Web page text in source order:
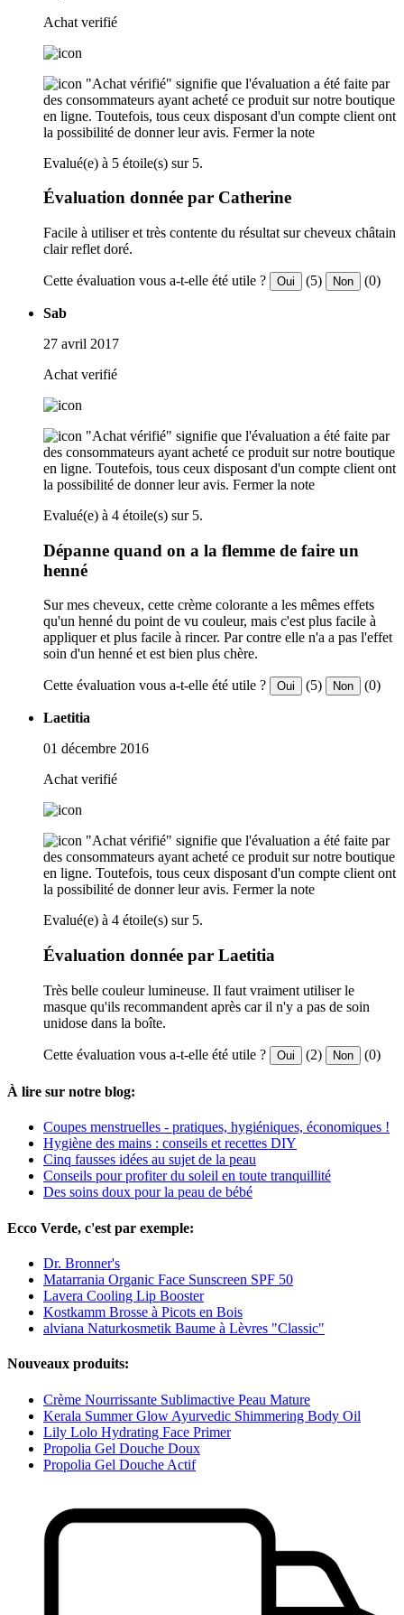
Achat verifié
"Achat vérifié" signifie que l'évaluation a été faite par
des consommateurs ayant acheté ce produit sur notre boutique
en ligne. Toutefois, tous ceux disposant d'un compte client ont
la possibilité de donner leur avis. Fermer la note
Evalué(e) à 5 étoile(s) sur 5.
Évaluation donnée par Catherine
Facile à utiliser et très contente du résultat sur cheveux châtain
clair reflet doré.
Cette évaluation vous a-t-elle été utile ? Oui (5) Non (0)
Sab
27 avril 2017
Achat verifié
"Achat vérifié" signifie que l'évaluation a été faite par
des consommateurs ayant acheté ce produit sur notre boutique
en ligne. Toutefois, tous ceux disposant d'un compte client ont
la possibilité de donner leur avis. Fermer la note
Evalué(e) à 4 étoile(s) sur 5.
Dépanne quand on a la flemme de faire un
henné
Sur mes cheveux, cette crème colorante a les mêmes effets
qu'un henné du point de vu couleur, mais c'est plus facile à
appliquer et plus facile à rincer. Par contre elle n'a a pas l'effet
soin d'un henné et est bien plus chère.
Cette évaluation vous a-t-elle été utile ? Oui (5) Non (0)
Laetitia
01 décembre 2016
Achat verifié
"Achat vérifié" signifie que l'évaluation a été faite par
des consommateurs ayant acheté ce produit sur notre boutique
en ligne. Toutefois, tous ceux disposant d'un compte client ont
la possibilité de donner leur avis. Fermer la note
Evalué(e) à 4 étoile(s) sur 5.
Évaluation donnée par Laetitia
Très belle couleur lumineuse. Il faut vraiment utiliser le
masque qu'ils recommandent après car il n'y a pas de soin
unidose dans la boîte.
Cette évaluation vous a-t-elle été utile ? Oui (2) Non (0)
À lire sur notre blog:
Coupes menstruelles - pratiques, hygiéniques, économiques !
Hygiène des mains : conseils et recettes DIY
Cinq fausses idées au sujet de la peau
Conseils pour profiter du soleil en toute tranquillité
Des soins doux pour la peau de bébé
Ecco Verde, c'est par exemple:
Dr. Bronner's
Matarrania Organic Face Sunscreen SPF 50
Lavera Cooling Lip Booster
Kostkamm Brosse à Picots en Bois
alviana Naturkosmetik Baume à Lèvres "Classic"
Nouveaux produits:
Crème Nourrissante Sublimactive Peau Mature
Kerala Summer Glow Ayurvedic Shimmering Body Oil
Lily Lolo Hydrating Face Primer
Propolia Gel Douche Doux
Propolia Gel Douche Actif